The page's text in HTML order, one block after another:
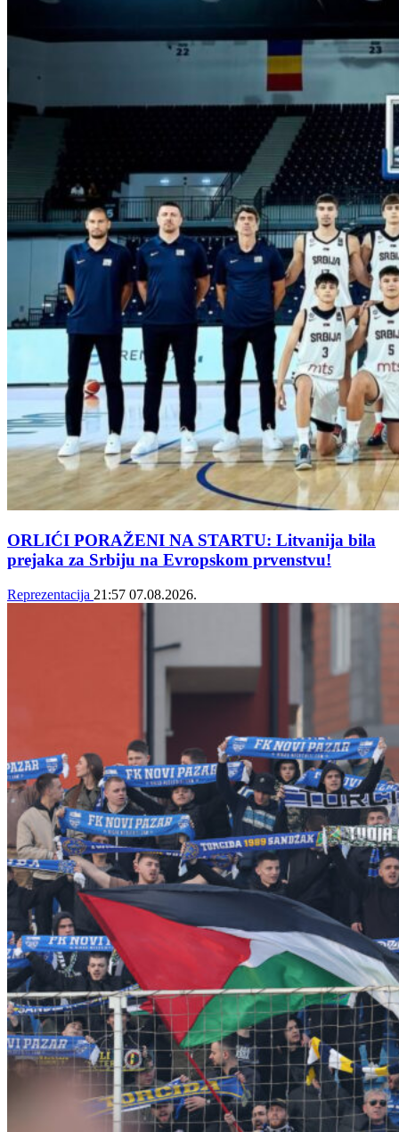
ORLIĆI PORAŽENI NA STARTU: Litvanija bila
prejaka za Srbiju na Evropskom prvenstvu!
Reprezentacija 21:57 07.08.2026.